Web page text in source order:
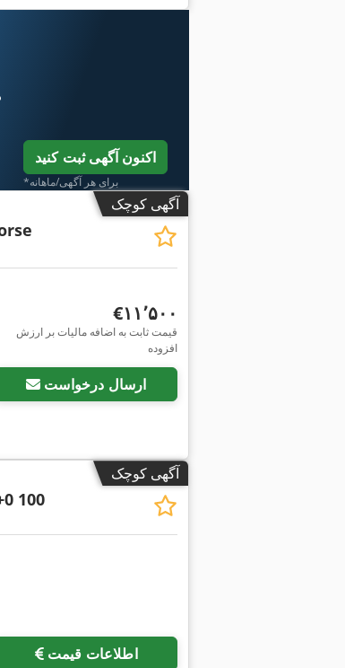
اکنون آگهی ثبت کنید
*برای هر آگهی/ماهانه
آگهی کوچک
‎€۱۱٬۵۰۰
قیمت ثابت به اضافه مالیات بر ارزش
افزوده
ارسال درخواست
آگهی کوچک
100
اطلاعات قیمت